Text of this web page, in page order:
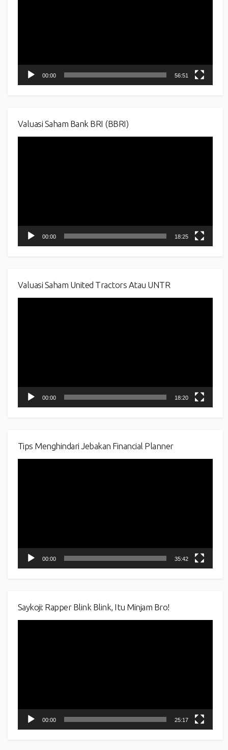
00:00 56:51
Valuasi Saham Bank BRI (BBRI)
00:00 18:25
Valuasi Saham United Tractors Atau UNTR
00:00 18:20
Tips Menghindari Jebakan Financial Planner
00:00 35:42
Saykoji: Rapper Blink Blink, Itu Minjam Bro!
00:00 25:17